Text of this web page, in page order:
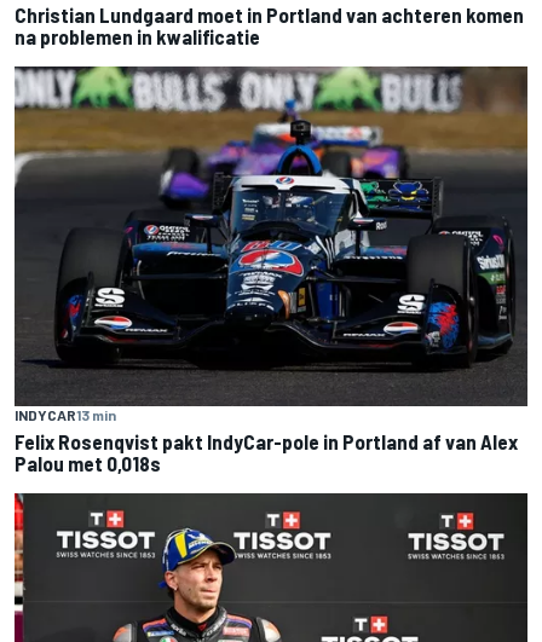
Christian Lundgaard moet in Portland van achteren komen
na problemen in kwalificatie
INDYCAR13 min
Felix Rosenqvist pakt IndyCar-pole in Portland af van Alex
Palou met 0,018s